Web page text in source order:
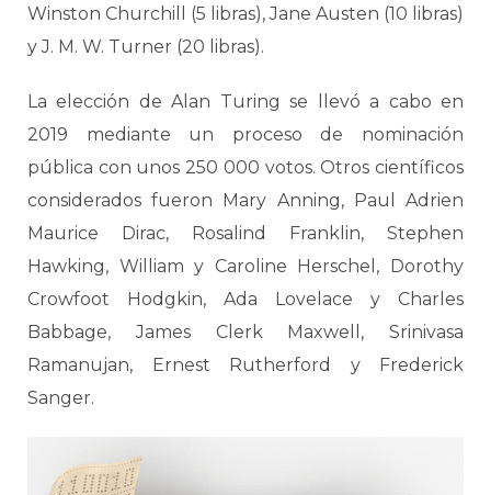
Winston Churchill (5 libras), Jane Austen (10 libras)
y J. M. W. Turner (20 libras).
La elección de Alan Turing se llevó a cabo en
2019 mediante un proceso de nominación
pública con unos 250 000 votos. Otros científicos
considerados fueron Mary Anning, Paul Adrien
Maurice Dirac, Rosalind Franklin, Stephen
Hawking, William y Caroline Herschel, Dorothy
Crowfoot Hodgkin, Ada Lovelace y Charles
Babbage, James Clerk Maxwell, Srinivasa
Ramanujan, Ernest Rutherford y Frederick
Sanger.